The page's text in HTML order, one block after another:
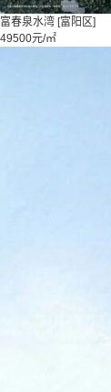
富春泉水湾 [富阳区]
49500元/㎡